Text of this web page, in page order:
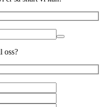
oss?